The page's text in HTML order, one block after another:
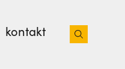
kontakt